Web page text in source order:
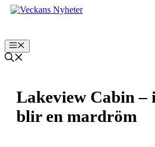
Hoppa
Meny
Lakeview Cabin –
blir en mardröm